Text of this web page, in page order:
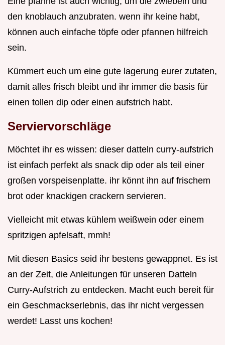
den knoblauch anzubraten. wenn ihr keine habt,
können auch einfache töpfe oder pfannen hilfreich
sein.
Kümmert euch um eine gute lagerung eurer zutaten,
damit alles frisch bleibt und ihr immer die basis für
einen tollen dip oder einen aufstrich habt.
Serviervorschläge
Möchtet ihr es wissen: dieser datteln curry-aufstrich
ist einfach perfekt als snack dip oder als teil einer
großen vorspeisenplatte. ihr könnt ihn auf frischem
brot oder knackigen crackern servieren.
Vielleicht mit etwas kühlem weißwein oder einem
spritzigen apfelsaft, mmh!
Mit diesen Basics seid ihr bestens gewappnet. Es ist
an der Zeit, die Anleitungen für unseren Datteln
Curry-Aufstrich zu entdecken. Macht euch bereit für
ein Geschmackserlebnis, das ihr nicht vergessen
werdet! Lasst uns kochen!